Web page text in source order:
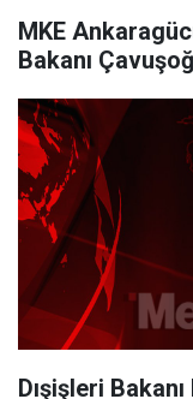
MKE
Bakanı
Dışişleri